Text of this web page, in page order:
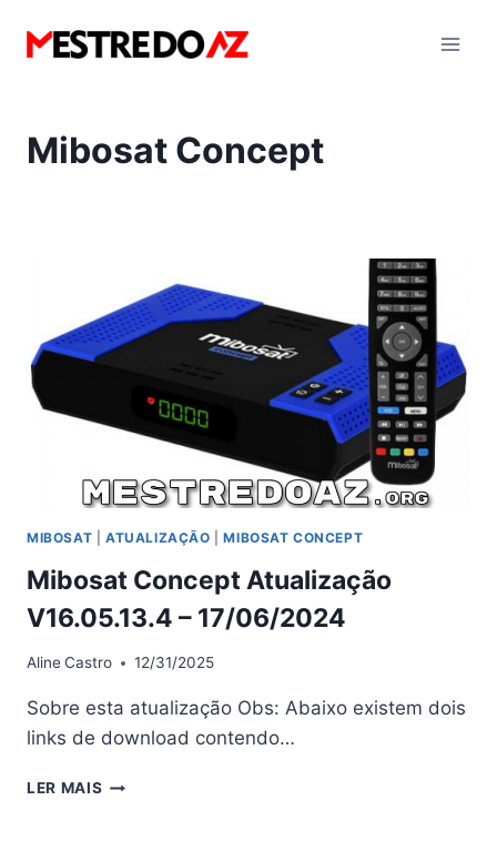
para
Mibosat Concept
MIBOSAT ATUALIZAÇÃO |MIBOSAT CONCEPT
Mibosat Concept Atualização
V16.05.13.4 – 17/06/2024
AlineCastro 12/31/2025
Sobre esta atualização Obs: Abaixo existem dois
links de download contendo…
LER MAIS MIBOSAT